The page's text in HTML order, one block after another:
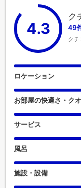
4.3
ク
49
ク
ロケーション
お部屋の快適さ・ク
サービス
風呂
施設・設備